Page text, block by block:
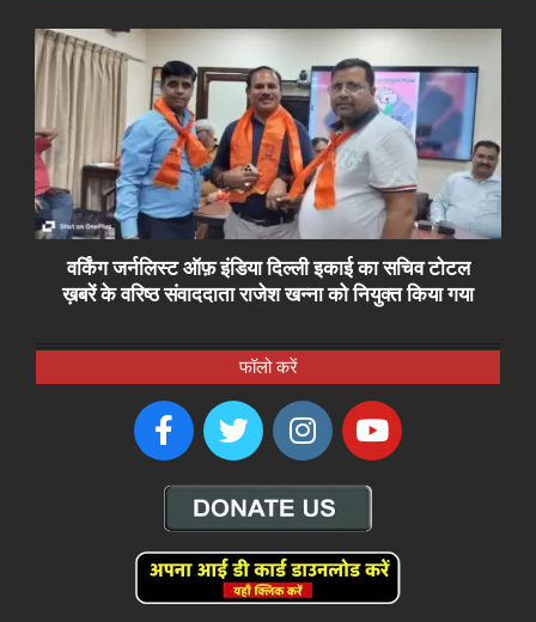
वर्किंग जर्नलिस्ट ऑफ़ इंडिया दिल्ली इकाई का सचिव टोटल
ख़बरें के वरिष्ठ संवाददाता राजेश खन्ना को नियुक्त किया गया
फॉलो करें